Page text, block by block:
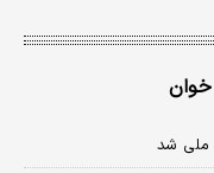
خوان
ملی شد